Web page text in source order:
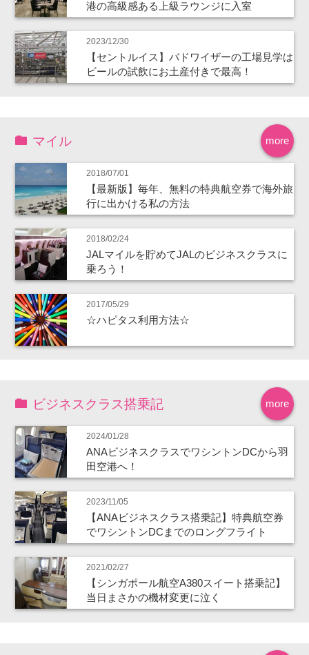
港の高級感ある上級ラウンジに入室
2023/12/30
【セントルイス】バドワイザーの工場見学は
ビールの試飲にお土産付きで最高！
more
マイル
2018/07/01
【最新版】毎年、無料の特典航空券で海外旅
行に出かける私の方法
2018/02/24
JALマイルを貯めてJALのビジネスクラスに
乗ろう！
2017/05/29
☆ハピタス利用方法☆
more
ビジネスクラス搭乗記
2024/01/28
ANAビジネスクラスでワシントンDCから羽
田空港へ！
2023/11/05
【ANAビジネスクラス搭乗記】特典航空券
でワシントンDCまでのロングフライト
2021/02/27
【シンガポール航空A380スイート搭乗記】
当日まさかの機材変更に泣く